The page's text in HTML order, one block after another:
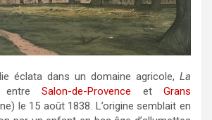
éclata dans un domaine agricole, La
entreSalon-de-Provence etGrans
le 15 août 1838. L’origine semblait en